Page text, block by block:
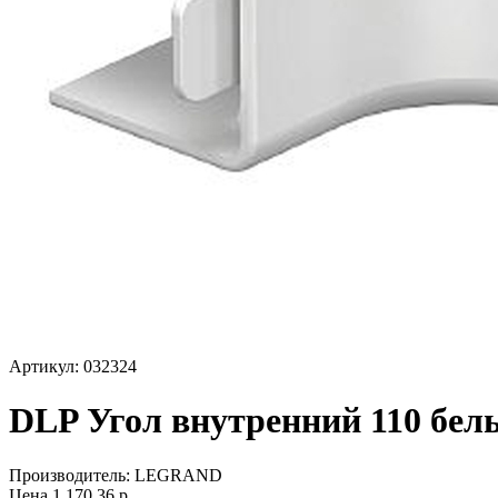
Артикул: 032324
DLP Угол внутренний 110
Производитель: LEGRAND